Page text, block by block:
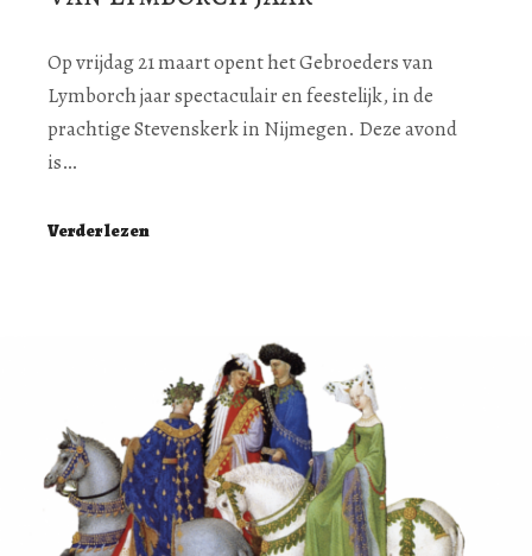
Op vrijdag 21 maart opent het Gebroeders van
Lymborch jaar spectaculair en feestelijk, in de
prachtige Stevenskerk in Nijmegen. Deze avond
is…
Verder lezen